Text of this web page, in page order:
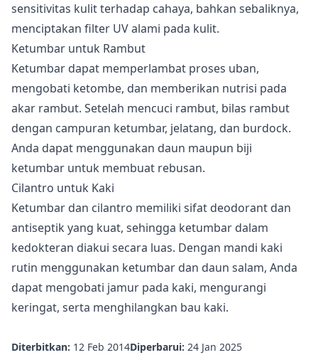
sensitivitas kulit terhadap cahaya, bahkan sebaliknya,
menciptakan filter UV alami pada kulit.
Ketumbar untuk Rambut
Ketumbar dapat memperlambat proses uban,
mengobati ketombe, dan memberikan nutrisi pada
akar rambut. Setelah mencuci rambut, bilas rambut
dengan campuran ketumbar, jelatang, dan burdock.
Anda dapat menggunakan daun maupun biji
ketumbar untuk membuat rebusan.
Cilantro untuk Kaki
Ketumbar dan cilantro memiliki sifat deodorant dan
antiseptik yang kuat, sehingga ketumbar dalam
kedokteran diakui secara luas. Dengan mandi kaki
rutin menggunakan ketumbar dan daun salam, Anda
dapat mengobati jamur pada kaki, mengurangi
keringat, serta menghilangkan bau kaki.
Diterbitkan: 12 Feb 2014Diperbarui: 24 Jan 2025